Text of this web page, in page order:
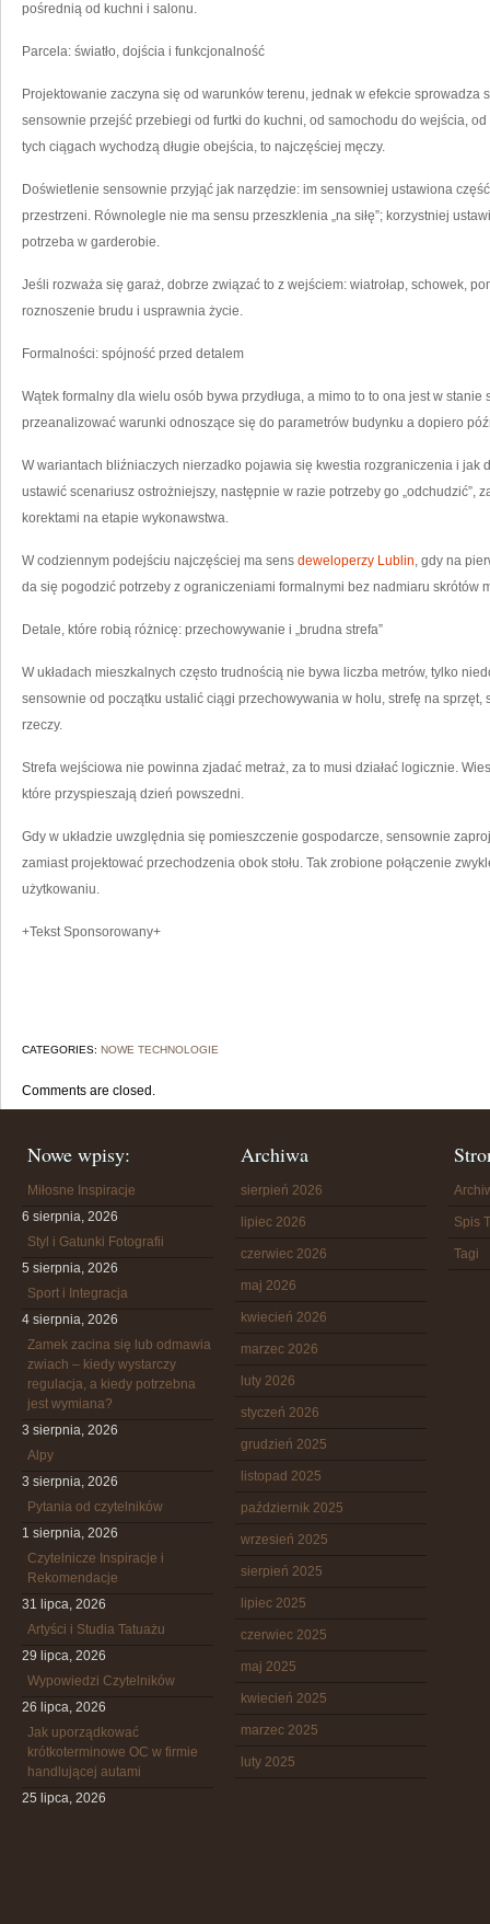
pośrednią od kuchni i salonu.
Parcela: światło, dojścia i funkcjonalność
Projektowanie zaczyna się od warunków terenu, jednak w efekcie sprowadza
sensownie przejść przebiegi od furtki do kuchni, od samochodu do wejścia,
tych ciągach wychodzą długie obejścia, to najczęściej męczy.
Doświetlenie sensownie przyjąć jak narzędzie: im sensowniej ustawiona
przestrzeni. Równolegle nie ma sensu przeszklenia „na siłę”; korzystniej
potrzeba w garderobie.
Jeśli rozważa się garaż, dobrze związać to z wejściem: wiatrołap, schowek,
roznoszenie brudu i usprawnia życie.
Formalności: spójność przed detalem
Wątek formalny dla wielu osób bywa przydługa, a mimo to to ona jest w
przeanalizować warunki odnoszące się do parametrów budynku a dopiero
W wariantach bliźniaczych nierzadko pojawia się kwestia rozgraniczenia i jak
ustawić scenariusz ostrożniejszy, następnie w razie potrzeby go „odchudzić”,
korektami na etapie wykonawstwa.
W codziennym podejściu najczęściej ma sens deweloperzy Lublin, gdy na
da się pogodzić potrzeby z ograniczeniami formalnymi bez nadmiaru skrótów
Detale, które robią różnicę: przechowywanie i „brudna strefa”
W układach mieszkalnych często trudnością nie bywa liczba metrów, tylko
sensownie od początku ustalić ciągi przechowywania w holu, strefę na sprzęt,
rzeczy.
Strefa wejściowa nie powinna zjadać metraż, za to musi działać logicznie.
które przyspieszają dzień powszedni.
Gdy w układzie uwzględnia się pomieszczenie gospodarcze, sensownie
zamiast projektować przechodzenia obok stołu. Tak zrobione połączenie
użytkowaniu.
+Tekst Sponsorowany+
CATEGORIES: NOWE TECHNOLOGIE
Comments are closed.
Nowe wpisy:
Miłosne Inspiracje
6 sierpnia, 2026
Styl i Gatunki Fotografii
5 sierpnia, 2026
Sport i Integracja
4 sierpnia, 2026
Zamek zacina się lub odmawia
zwiach – kiedy wystarczy
regulacja, a kiedy potrzebna
jest wymiana?
3 sierpnia, 2026
Alpy
3 sierpnia, 2026
Pytania od czytelników
1 sierpnia, 2026
Czytelnicze Inspiracje i
Rekomendacje
31 lipca, 2026
Artyści i Studia Tatuażu
29 lipca, 2026
Wypowiedzi Czytelników
26 lipca, 2026
Jak uporządkować
krótkoterminowe OC w firmie
handlującej autami
25 lipca, 2026
Archiwa
sierpień 2026
lipiec 2026
czerwiec 2026
maj 2026
kwiecień 2026
marzec 2026
luty 2026
styczeń 2026
grudzień 2025
listopad 2025
październik 2025
wrzesień 2025
sierpień 2025
lipiec 2025
czerwiec 2025
maj 2025
kwiecień 2025
marzec 2025
luty 2025
Spis
Tagi